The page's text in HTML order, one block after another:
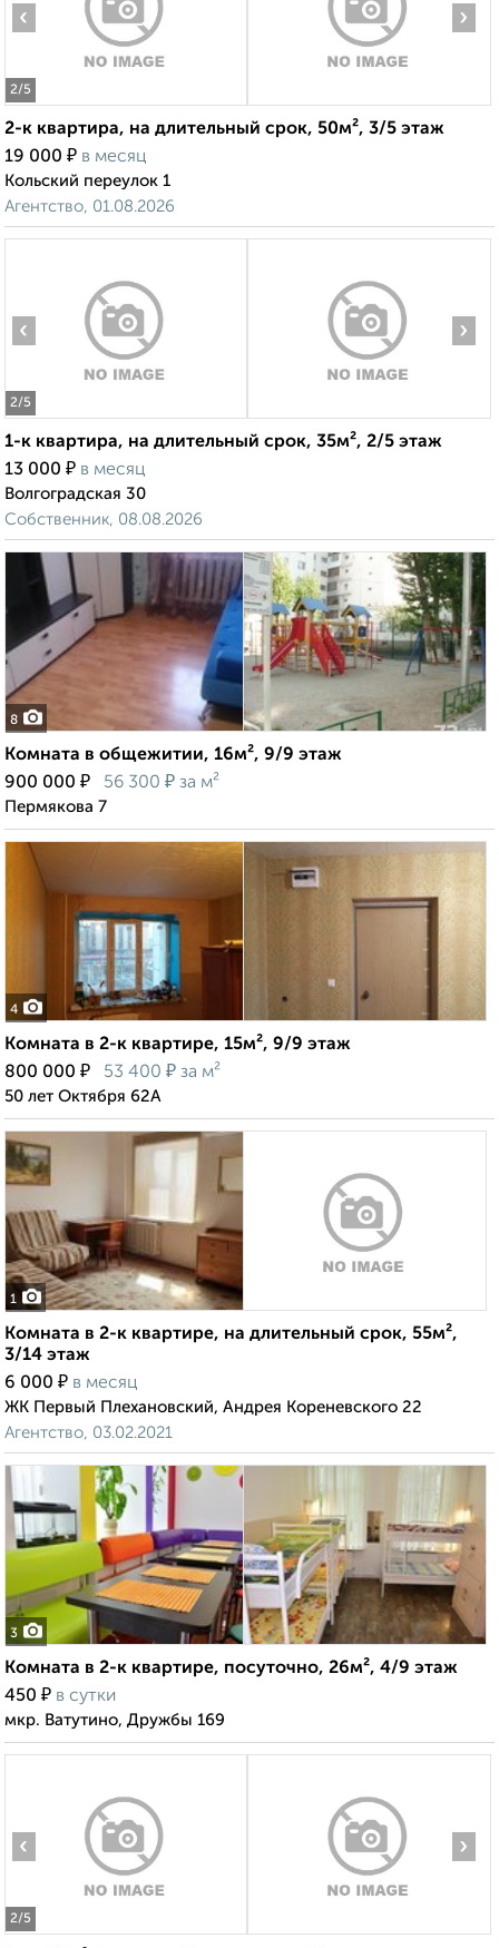
2/5
‹ ›
2-к квартира, на длительный срок, 50м², 3/5 этаж
19 000 ₽ в месяц
Кольский переулок 1
Агентство, 01.08.2026
2/5
‹ ›
1-к квартира, на длительный срок, 35м², 2/5 этаж
13 000 ₽ в месяц
Волгоградская 30
Собственник, 08.08.2026
8
Комната в общежитии, 16м², 9/9 этаж
900 000 ₽ 56 300 ₽ за м²
Пермякова 7
4
Комната в 2-к квартире, 15м², 9/9 этаж
800 000 ₽ 53 400 ₽ за м²
50 лет Октября 62А
1
Комната в 2-к квартире, на длительный срок, 55м²,
3/14 этаж
6 000 ₽ в месяц
ЖК Первый Плехановский, Андрея Кореневского 22
Агентство, 03.02.2021
3
Комната в 2-к квартире, посуточно, 26м², 4/9 этаж
450 ₽ в сутки
мкр. Ватутино, Дружбы 169
2/5
‹ ›